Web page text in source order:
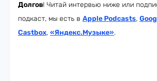
Долгов! Читай интервью ниже или
подкаст, мы есть в Apple Podcasts,
Castbox, «Яндекс.Музыке».